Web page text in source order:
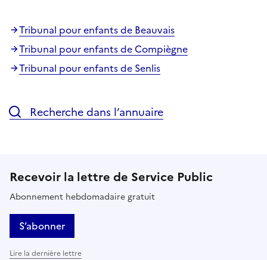
Tribunal pour enfants de Beauvais
Tribunal pour enfants de Compiègne
Tribunal pour enfants de Senlis
Recherche dans l’annuaire
Recevoir la lettre de Service Public
Abonnement hebdomadaire gratuit
S’abonner
Lire la dernière lettre